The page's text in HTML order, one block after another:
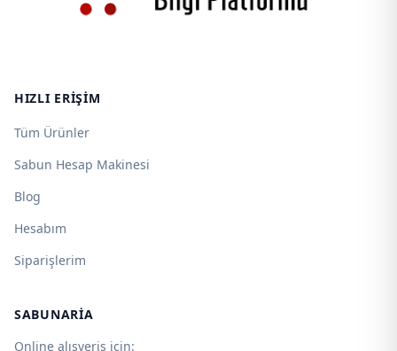
HIZLI ERIŞIM
Tüm Ürünler
Sabun Hesap Makinesi
Blog
Hesabım
Siparişlerim
SABUNARIA
Online alışveriş için: